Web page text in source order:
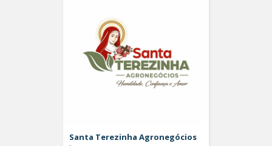
Santa Terezinha Agronegócios